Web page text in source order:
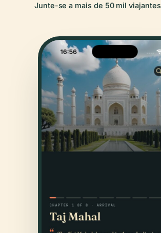
Junte-se a mais de 50 mil viajantes